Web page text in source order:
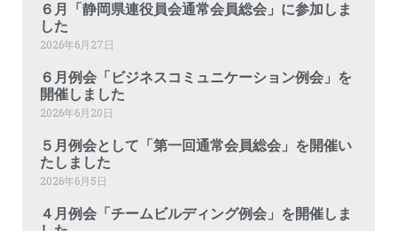
６月「静岡県連役員会通常会員総会」に参加しま
した
2026年6月27日
６月例会「ビジネスコミュニケーション例会」を
開催しました
2026年6月20日
５月例会として「第一回通常会員総会」を開催い
たしました
2026年6月5日
４月例会「チームビルディング例会」を開催しま